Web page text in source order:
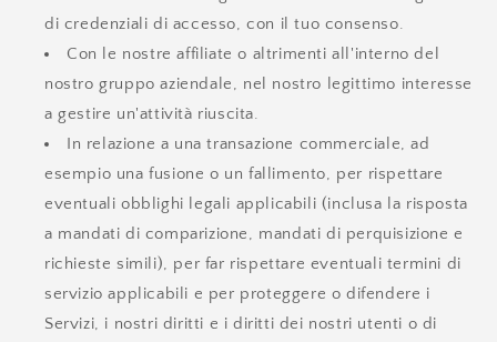
di credenziali di accesso, con il tuo consenso.
Con le nostre affiliate o altrimenti all'interno del
nostro gruppo aziendale, nel nostro legittimo interesse
a gestire un'attività riuscita.
In relazione a una transazione commerciale, ad
esempio una fusione o un fallimento, per rispettare
eventuali obblighi legali applicabili (inclusa la risposta
a mandati di comparizione, mandati di perquisizione e
richieste simili), per far rispettare eventuali termini di
servizio applicabili e per proteggere o difendere i
Servizi, i nostri diritti e i diritti dei nostri utenti o di